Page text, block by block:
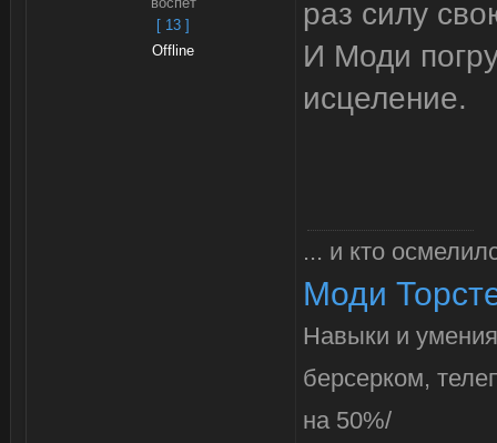
[ 13 ]
Offline
раз силу
И Моди
исцеление.
... и кто
Моди
Навыки и
берсерком,
на 50%/